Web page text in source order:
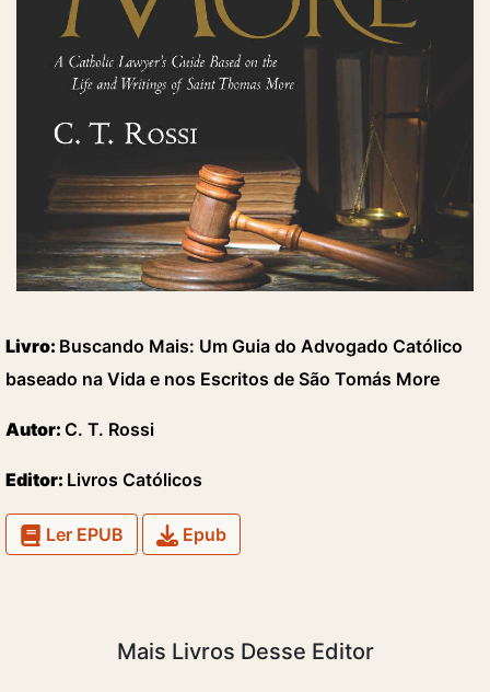
Livro: Buscando Mais: Um Guia do Advogado Católico
baseado na Vida e nos Escritos de São Tomás More
Autor: C. T. Rossi
Editor: Livros Católicos
Ler EPUB Epub
Mais Livros Desse Editor